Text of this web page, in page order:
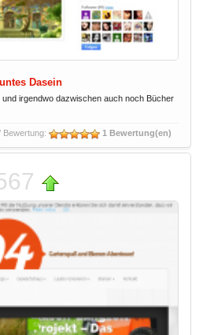
Dasein
irgendwo dazwischen auch noch Bücher
1 Bewertung(en)